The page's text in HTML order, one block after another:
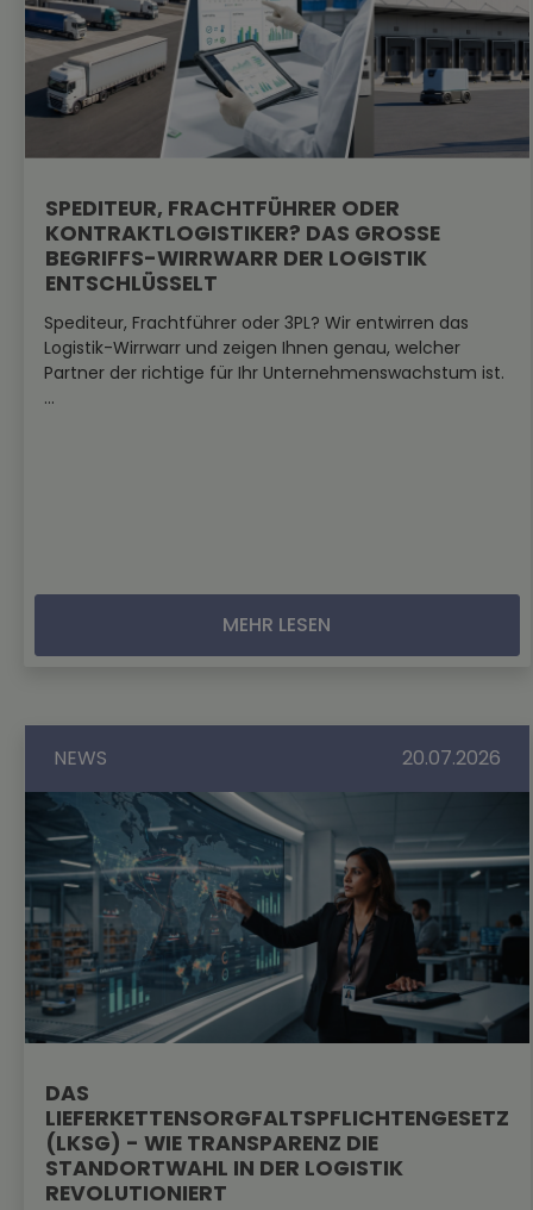
SPEDITEUR, FRACHTFÜHRER ODER
KONTRAKTLOGISTIKER? DAS GROSSE B
EGRIFFS-WIRRWARR DER LOGISTIK E
NTSCHLÜSSELT
Spediteur, Frachtführer oder 3PL? Wir entwirren das
Logistik-Wirrwarr und zeigen Ihnen genau, welcher
Partner der richtige für Ihr Unternehmenswachstum ist.
...
MEHR LESEN
NEWS 20.07.2026
DAS
LIEFERKETTENSORGFALTSPFLICHTENGESETZ
(LKSG) - WIE TRANSPARENZ DIE
STANDORTWAHL IN DER LOGISTIK
REVOLUTIONIERT